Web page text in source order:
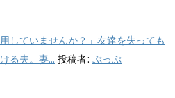
用していませんか？」友達を失っても
る夫。妻... 投稿者: ぷっぷ